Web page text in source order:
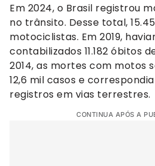
Em 2024, o Brasil registrou
no trânsito. Desse total,
motociclistas. Em 2019,
contabilizados 11.182 óbitos
2014, as mortes com motos
12,6 mil casos e
registros em vias terrestres.
CONTINUA APÓS A